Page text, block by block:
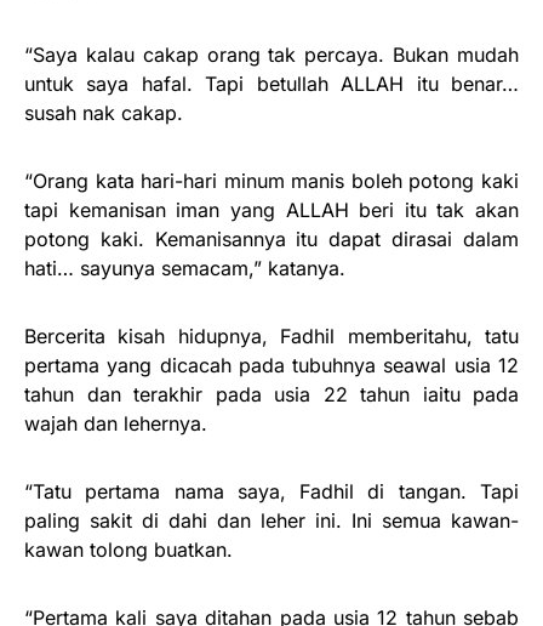
“Saya kalau cakap orang tak percaya. Bukan mudah
untuk saya hafal. Tapi betullah ALLAH itu benar…
susah nak cakap.
“Orang kata hari-hari minum manis boleh potong kaki
tapi kemanisan iman yang ALLAH beri itu tak akan
potong kaki. Kemanisannya itu dapat dirasai dalam
hati… sayunya semacam,” katanya.
Bercerita kisah hidupnya, Fadhil memberitahu, tatu
pertama yang dicacah pada tubuhnya seawal usia 12
tahun dan terakhir pada usia 22 tahun iaitu pada
wajah dan lehernya.
“Tatu pertama nama saya, Fadhil di tangan. Tapi
paling sakit di dahi dan leher ini. Ini semua kawan-
kawan tolong buatkan.
“Pertama kali saya ditahan pada usia 12 tahun sebab